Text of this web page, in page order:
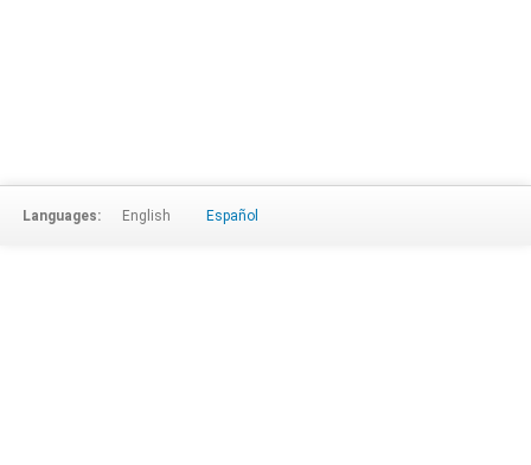
Languages: English Español